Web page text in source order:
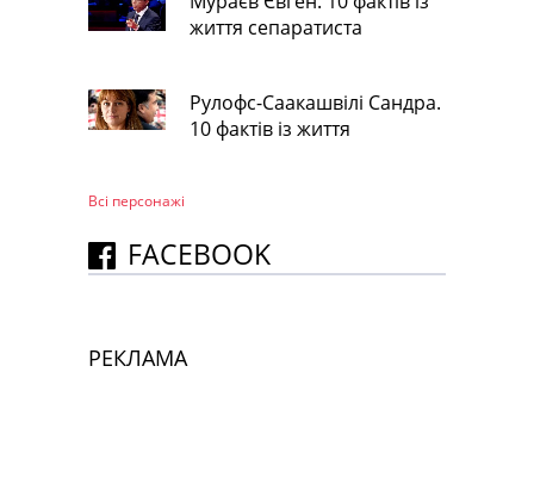
життя сепаратиста
Рулофс-Саакашвілі Сандра.
10 фактів із життя
Всі персонажi
FACEBOOK
РЕКЛАМА